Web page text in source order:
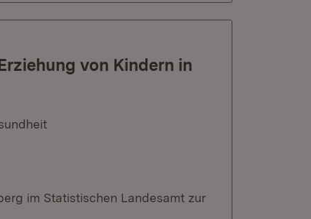
von Kindern in
im Statistischen Landesamt zur